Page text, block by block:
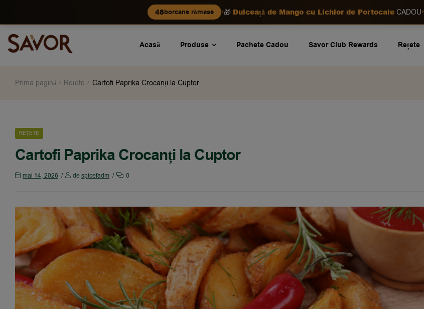
48borcane rămase •🎁 Dulceață de Mango cu Lichior de Portocale CADOU•
Acasă Produse Pachete Cadou Savor Club Rewards Rețete
Prima pagină Rețete Cartofi Paprika Crocanți la Cuptor
REȚETE
Cartofi Paprika Crocanți la Cuptor
mai 14, 2026 de spicefadm 0